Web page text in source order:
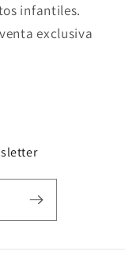
infantiles.
exclusiva